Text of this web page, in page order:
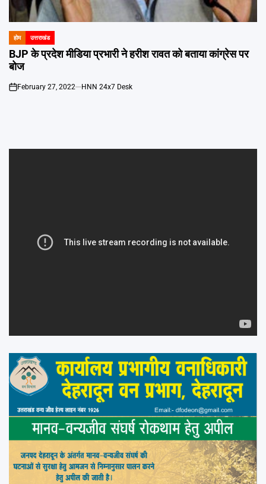
POSTED
IN
होम उत्तराखंड
BJP के प्रदेश मीडिया प्रभारी ने हरीश रावत को बताया कांग्रेस पर
बोज
on
February 27, 2022 HNN 24x7 Desk